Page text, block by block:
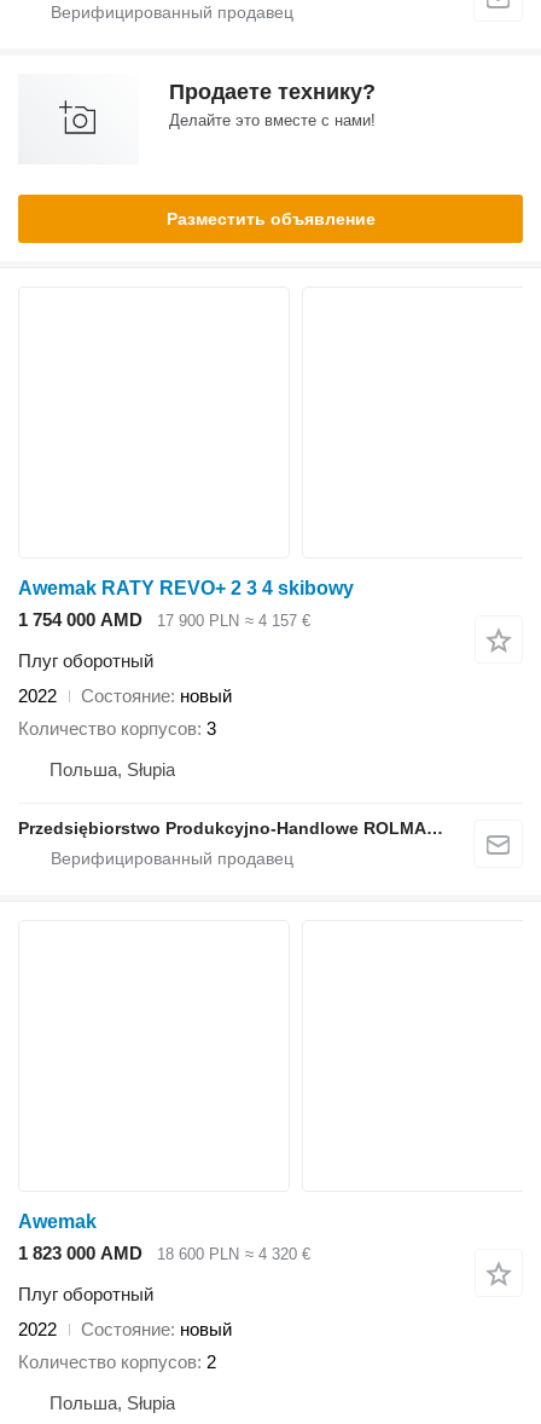
Продаете технику?
Делайте это вместе с нами!
Разместить объявление
Awemak RATY REVO+ 2 3 4 skibowy
1 754 000 AMD
17 900 PLN ≈ 4 157 €
Плуг оборотный
2022
Состояние новый
Количество корпусов 3
Польша, Słupia
Przedsiębiorstwo Produkcyjno-Handlowe ROLMAPOL Marcin Dziekan
Awemak
1 823 000 AMD
18 600 PLN ≈ 4 320 €
Плуг оборотный
2022
Состояние новый
Количество корпусов 2
Польша, Słupia